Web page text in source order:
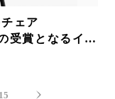
ェア
受賞となるイタ
ンパッソ・ド
15